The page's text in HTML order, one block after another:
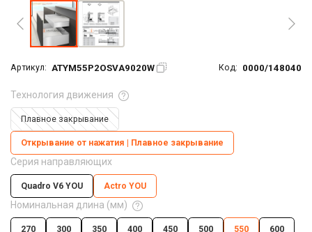
Артикул: ATYM55P2OSVA9020W Код: 0000/148040
Технология движения
Плавное закрывание
Открывание от нажатия | Плавное закрывание
Серия направляющих
Quadro V6 YOU Actro YOU
Номинальная длина (мм)
270 300 350 400 450 500 550 600